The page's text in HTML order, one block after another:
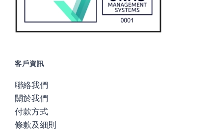
客戶資訊
聯絡我們
關於我們
付款方式
條款及細則